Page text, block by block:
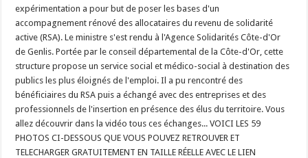
expérimentation a pour but de poser les bases d'un
accompagnement rénové des allocataires du revenu de solidarité
active (RSA). Le ministre s'est rendu à l'Agence Solidarités Côte-d'Or
de Genlis. Portée par le conseil départemental de la Côte-d'Or, cette
structure propose un service social et médico-social à destination des
publics les plus éloignés de l'emploi. Il a pu rencontré des
bénéficiaires du RSA puis a échangé avec des entreprises et des
professionnels de l'insertion en présence des élus du territoire. Vous
allez découvrir dans la vidéo tous ces échanges... VOICI LES 59
PHOTOS CI-DESSOUS QUE VOUS POUVEZ RETROUVER ET
TELECHARGER GRATUITEMENT EN TAILLE RÉELLE AVEC LE LIEN